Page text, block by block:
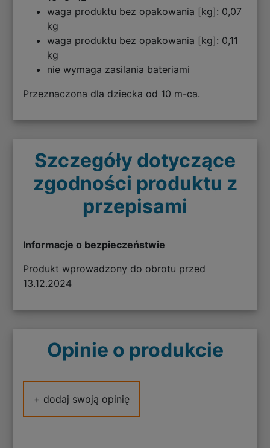
waga produktu bez opakowania [kg]: 0,07
kg
waga produktu bez opakowania [kg]: 0,11
kg
nie wymaga zasilania bateriami
Przeznaczona dla dziecka od 10 m-ca.
Szczegóły dotyczące
zgodności produktu z
przepisami
Informacje o bezpieczeństwie
Produkt wprowadzony do obrotu przed
13.12.2024
Opinie o produkcie
+ dodaj swoją opinię